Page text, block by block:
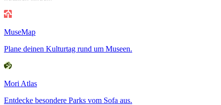
MuseMap
Plane deinen Kulturtag rund um Museen.
Mori Atlas
Entdecke besondere Parks vom Sofa aus.